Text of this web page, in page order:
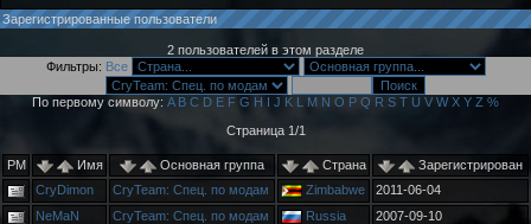
Зарегистрированные пользователи
2 пользователей в этом разделе
Фильтры: Все
По первому символу: A B C D E F G H I J K L M N O P Q R S T U V W X Y Z %
Страница 1/1
PM Имя Основная группа Страна
Зарегистрирован
CryDimon
CryTeam: Спец. по модам Zimbabwe
2011-06-04
NeMaN
CryTeam: Спец. по модам Russia 2007-09-10